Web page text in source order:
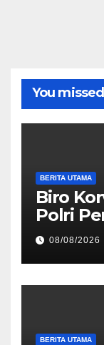
You missed
BERITA UTAMA
Biro
Polri
untuk
Hukum
08/08/2026
BERITA UTAMA